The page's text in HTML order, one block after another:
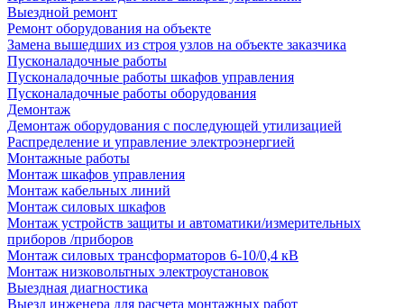
Выездной ремонт
Ремонт оборудования на объекте
Замена вышедших из строя узлов на объекте заказчика
Пусконаладочные работы
Пусконаладочные работы шкафов управления
Пусконаладочные работы оборудования
Демонтаж
Демонтаж оборудования с последующей утилизацией
Распределение и управление электроэнергией
Монтажные работы
Монтаж шкафов управления
Монтаж кабельных линий
Монтаж силовых шкафов
Монтаж устройств защиты и автоматики/измерительных
приборов /приборов
Монтаж силовых трансформаторов 6-10/0,4 кВ
Монтаж низковольтных электроустановок
Выездная диагностика
Выезд инженера для расчета монтажных работ